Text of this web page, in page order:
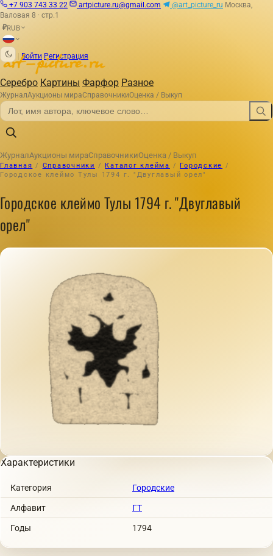
+7 903 743 33 22 artpicture.ru@gmail.com @art_picture_ru Москва,
Валовая 8 · стр.1
₽RUB
Войти Регистрация
Серебро Картины Фарфор Разное
ЖурналАукционы мираСправочникиОценка / Выкуп
ЖурналАукционы мираСправочникиОценка / Выкуп
Главная / Справочники / Каталог клейма / Городские /
Городское клеймо Тулы 1794 г. "Двуглавый орел"
Городское клеймо Тулы 1794 г. "Двуглавый
орел"
Характеристики
Категория Городские
Алфавит ГТ
Годы 1794